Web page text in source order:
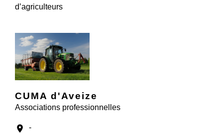
d’agriculteurs
CUMA d'Aveize
Associations professionnelles
location_on
-